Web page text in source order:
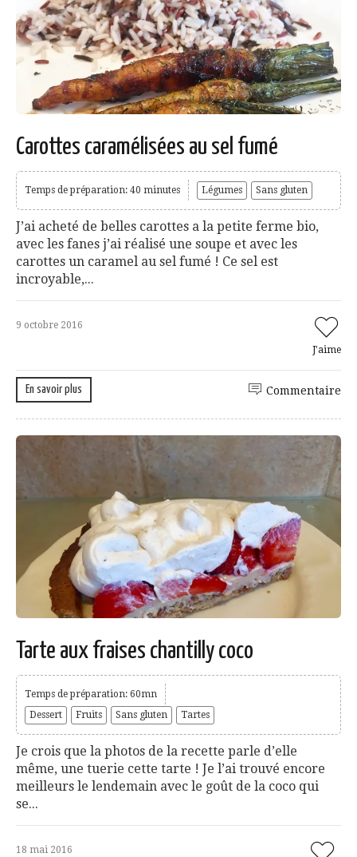
Carottes caramélisées au sel fumé
Temps de préparation: 40 minutes Légumes Sans gluten
J’ai acheté de belles carottes a la petite ferme bio,
avec les fanes j’ai réalisé une soupe et avec les
carottes un caramel au sel fumé ! Ce sel est
incroyable,...
9 octobre 2016
J'aime
En savoir plus Commentaire
Tarte aux fraises chantilly coco
Temps de préparation: 60mn
Dessert
Fruits Sans gluten Tartes
Je crois que la photos de la recette parle d’elle
même, une tuerie cette tarte ! Je l’ai trouvé encore
meilleurs le lendemain avec le goût de la coco qui
se...
18 mai 2016